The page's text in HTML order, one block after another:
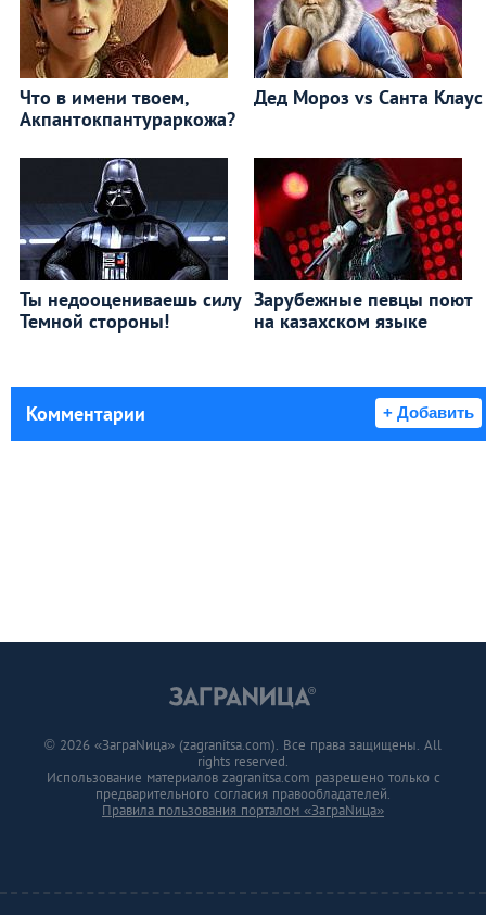
Что в имени твоем,
Акпантокпантураркожа?
Дед Мороз vs Санта Клаус
Ты недооцениваешь силу
Темной стороны!
Зарубежные певцы поют
на казахском языке
Комментарии + Добавить
© 2026 «ЗаграNица» (zagranitsa.com). Все права защищены. All
rights reserved.
Использование материалов zagranitsa.com разрешено только с
предварительного согласия правообладателей.
Правила пользования порталом «ЗаграNица»